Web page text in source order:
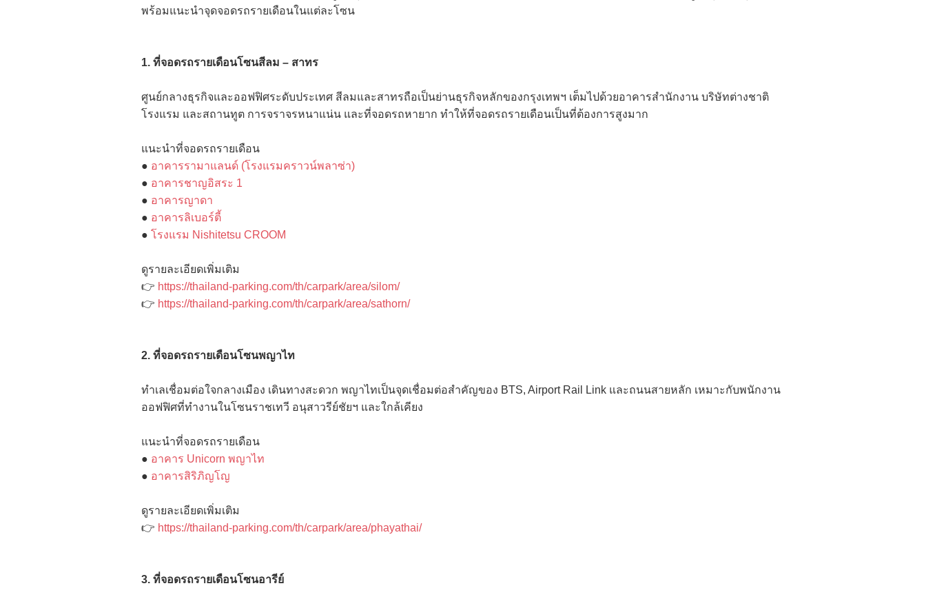
พร้อมแนะนำจุดจอดรถรายเดือนในแต่ละโซน
1. ที่จอดรถรายเดือนโซนสีลม – สาทร
ศูนย์กลางธุรกิจและออฟฟิศระดับประเทศ สีลมและสาทรถือเป็นย่านธุรกิจหลักของกรุงเทพฯ เต็มไปด้วยอาคารสำนักงาน บริษัทต่างชาติ
โรงแรม และสถานทูต การจราจรหนาแน่น และที่จอดรถหายาก ทำให้ที่จอดรถรายเดือนเป็นที่ต้องการสูงมาก
แนะนำที่จอดรถรายเดือน
● อาคารรามาแลนด์ (โรงแรมคราวน์พลาซ่า)
● อาคารชาญอิสระ 1
● อาคารญาดา
● อาคารลิเบอร์ตี้
● โรงแรม Nishitetsu CROOM
ดูรายละเอียดเพิ่มเติม
👉 https://thailand-parking.com/th/carpark/area/silom/
👉 https://thailand-parking.com/th/carpark/area/sathorn/
2. ที่จอดรถรายเดือนโซนพญาไท
ทำเลเชื่อมต่อใจกลางเมือง เดินทางสะดวก พญาไทเป็นจุดเชื่อมต่อสำคัญของ BTS, Airport Rail Link และถนนสายหลัก เหมาะกับพนักงาน
ออฟฟิศที่ทำงานในโซนราชเทวี อนุสาวรีย์ชัยฯ และใกล้เคียง
แนะนำที่จอดรถรายเดือน
● อาคาร Unicorn พญาไท
● อาคารสิริภิญโญ
ดูรายละเอียดเพิ่มเติม
👉 https://thailand-parking.com/th/carpark/area/phayathai/
3. ที่จอดรถรายเดือนโซนอารีย์